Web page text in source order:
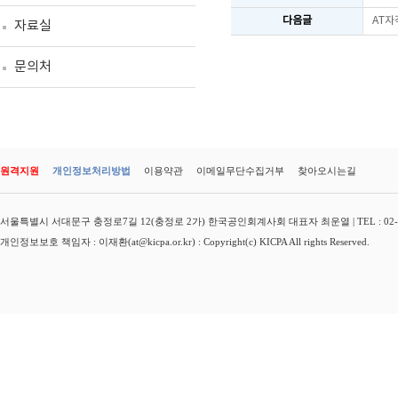
자료실
문의처
다음글 AT자
원격지원 개인정보처리방법 이용약관 이메일무단수집거부 찾아오시는길
서울특별시 서대문구 충정로7길 12(충정로 2가) 한국공인회계사회 대표자 최운열 | TEL :
개인정보보호 책임자 : 이재환(at@kicpa.or.kr) : Copyright(c) KICPA All rights Reserved.